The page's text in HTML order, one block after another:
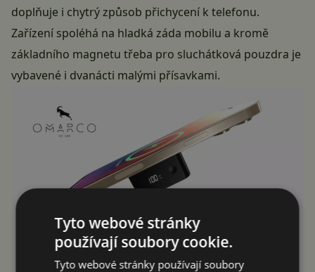
doplňuje i chytrý způsob přichycení k telefonu.
Zařízení spoléhá na hladká záda mobilu a kromě
základního magnetu třeba pro sluchátková pouzdra je
vybavené i dvanácti malými přísavkami.
Tyto webové stránky
používají soubory cookie.
Tyto webové stránky používají soubory